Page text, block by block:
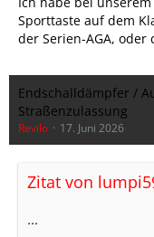
Sporttaste auf dem
der Serien-AGA, oder
Endschalldämpfer /
Straßenzulassung
Revilo 17. Juni 2026
Zitat von
...